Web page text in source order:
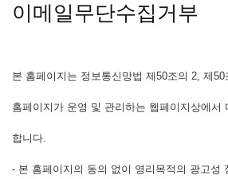
이메일무단수집거부
본 홈페이지는 정보통신망법 제50조의 2, 제
홈페이지가 운영 및 관리하는 웹페이지상에서
합니다.
- 본 홈페이지의 동의 없이 영리목적의 광고성